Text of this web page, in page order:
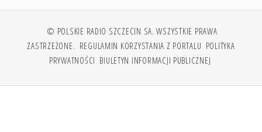
© POLSKIE RADIO SZCZECIN SA. WSZYSTKIE PRAWA
ZASTRZEŻONE. REGULAMIN KORZYSTANIA Z PORTALU POLITYKA
PRYWATNOŚCI BIULETYN INFORMACJI PUBLICZNEJ